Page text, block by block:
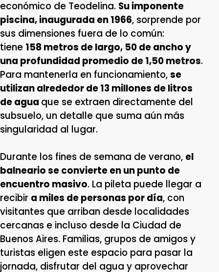
económico de Teodelina. Su imponente
piscina, inaugurada en 1966, sorprende por
sus dimensiones fuera de lo común:
tiene 158 metros de largo, 50 de ancho y
una profundidad promedio de 1,50 metros.
Para mantenerla en funcionamiento,se
utilizan alrededor de 13 millones de litros
de agua que se extraen directamente del
subsuelo, un detalle que suma aún más
singularidad al lugar.
Durante los fines de semana de verano, el
balneario se convierte en un punto de
encuentro masivo. La pileta puede llegar a
recibir a miles de personas por día, con
visitantes que arriban desde localidades
cercanas e incluso desde la Ciudad de
Buenos Aires. Familias, grupos de amigos y
turistas eligen este espacio para pasar la
jornada, disfrutar del agua y aprovechar